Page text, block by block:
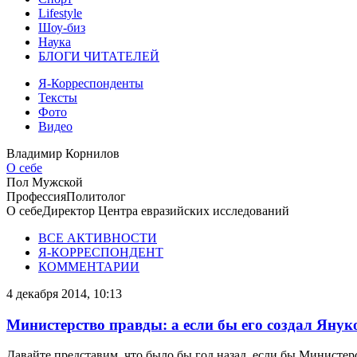
Lifestyle
Шоу-биз
Наука
БЛОГИ ЧИТАТЕЛЕЙ
Я-Корреспонденты
Тексты
Фото
Видео
Владимир Корнилов
О себе
Пол Мужской
ПрофессияПолитолог
О себеДиректор Центра евразийских исследований
ВСЕ АКТИВНОСТИ
Я-КОРРЕСПОНДЕНТ
КОММЕНТАРИИ
4 декабря 2014, 10:13
Министерство правды: а если бы его создал